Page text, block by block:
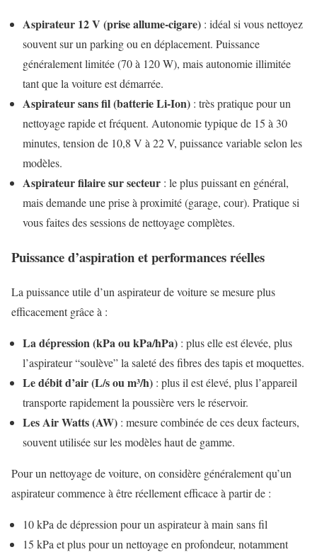
Aspirateur 12 V (prise allume-cigare) : idéal si vous nettoyez
souvent sur un parking ou en déplacement. Puissance
généralement limitée (70 à 120 W), mais autonomie illimitée
tant que la voiture est démarrée.
Aspirateur sans fil (batterie Li-Ion) : très pratique pour un
nettoyage rapide et fréquent. Autonomie typique de 15 à 30
minutes, tension de 10,8 V à 22 V, puissance variable selon les
modèles.
Aspirateur filaire sur secteur : le plus puissant en général,
mais demande une prise à proximité (garage, cour). Pratique si
vous faites des sessions de nettoyage complètes.
Puissance d’aspiration et performances réelles
La puissance utile d’un aspirateur de voiture se mesure plus
efficacement grâce à :
La dépression (kPa ou kPa/hPa) : plus elle est élevée, plus
l’aspirateur “soulève” la saleté des fibres des tapis et moquettes.
Le débit d’air (L/s ou m³/h) : plus il est élevé, plus l’appareil
transporte rapidement la poussière vers le réservoir.
Les Air Watts (AW) : mesure combinée de ces deux facteurs,
souvent utilisée sur les modèles haut de gamme.
Pour un nettoyage de voiture, on considère généralement qu’un
aspirateur commence à être réellement efficace à partir de :
10 kPa de dépression pour un aspirateur à main sans fil
15 kPa et plus pour un nettoyage en profondeur, notamment